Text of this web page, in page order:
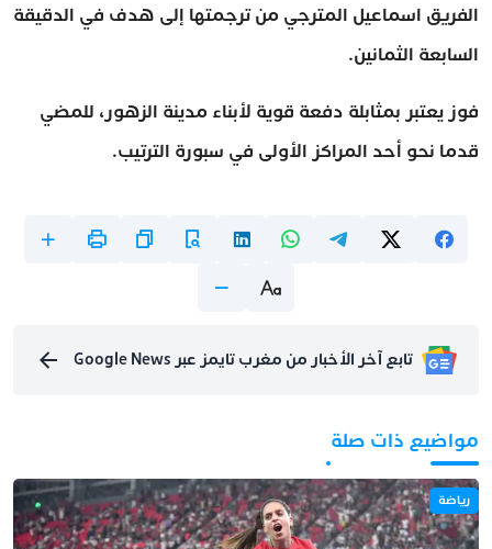
الفريق اسماعيل المترجي من ترجمتها إلى هدف في الدقيقة
السابعة الثمانين.
فوز يعتبر بمثابلة دفعة قوية لأبناء مدينة الزهور، للمضي
قدما نحو أحد المراكز الأولى في سبورة الترتيب.
تابع آخر الأخبار من مغرب تايمز عبر Google News
مواضيع ذات صلة
رياضة